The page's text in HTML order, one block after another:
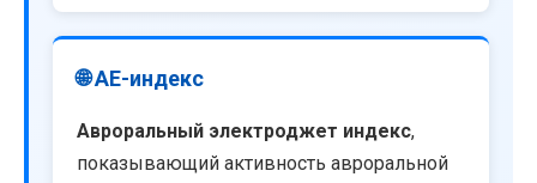
🌐 AE-индекс
Авроральный электроджет индекс,
показывающий активность авроральной